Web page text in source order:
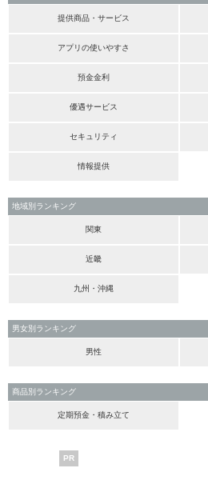
提供商品・サービス
アプリの使いやすさ
預金金利
優遇サービス
セキュリティ
情報提供
地域別ランキング
関東
近畿
九州・沖縄
男女別ランキング
男性
商品別ランキング
定期預金・積み立て
PR